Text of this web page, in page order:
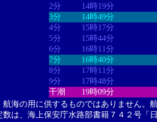
2分
14時19分
3分
14時49分
4分
15時17分
5分
15時44分
6分
16時11分
7分
16時40分
8分
17時11分
9分
17時48分
干潮
19時09分
航海の用に供するものではありません。
数は、海上保安庁水路部書籍７４２号「